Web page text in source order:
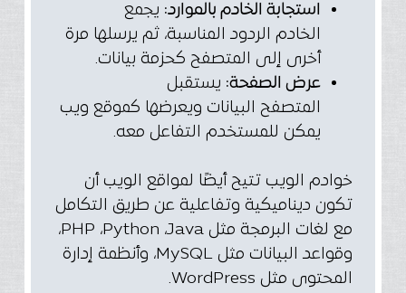
استجابة الخادم بالموارد: يجمع
الخادم الردود المناسبة، ثم يرسلها مرة
أخرى إلى المتصفح كحزمة بيانات.
عرض الصفحة: يستقبل
المتصفح البيانات ويعرضها كموقع ويب
يمكن للمستخدم التفاعل معه.
خوادم الويب تتيح أيضًا لمواقع الويب أن
تكون ديناميكية وتفاعلية عن طريق التكامل
مع لغات البرمجة مثل PHP ،Python ،Java،
وقواعد البيانات مثل MySQL، وأنظمة إدارة
المحتوى مثل WordPress.